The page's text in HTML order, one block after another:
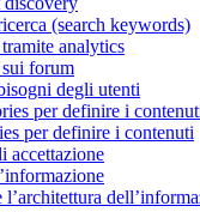
(search keywords)
analytics
forum
degli utenti
per definire i
per definire i contenuti
accettazione